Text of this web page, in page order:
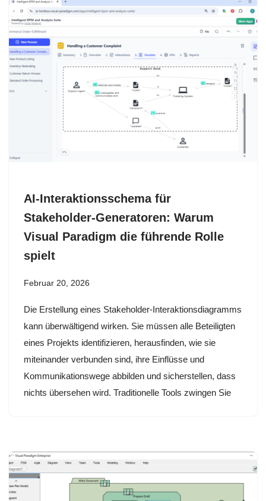
AI-Interaktionsschema für
Stakeholder-Generatoren: Warum
Visual Paradigm die führende Rolle
spielt
Februar 20, 2026
Die Erstellung eines Stakeholder-Interaktionsdiagramms
kann überwältigend wirken. Sie müssen alle Beteiligten
eines Projekts identifizieren, herausfinden, wie sie
miteinander verbunden sind, ihre Einflüsse und
Kommunikationswege abbilden und sicherstellen, dass
nichts übersehen wird. Traditionelle Tools zwingen Sie